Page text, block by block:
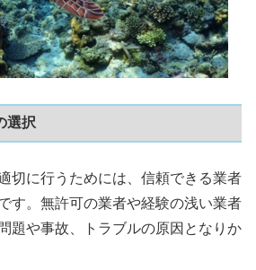
選択
切に行うためには、信頼できる業者
す。無許可の業者や経験の浅い業者
題や事故、トラブルの原因となりか